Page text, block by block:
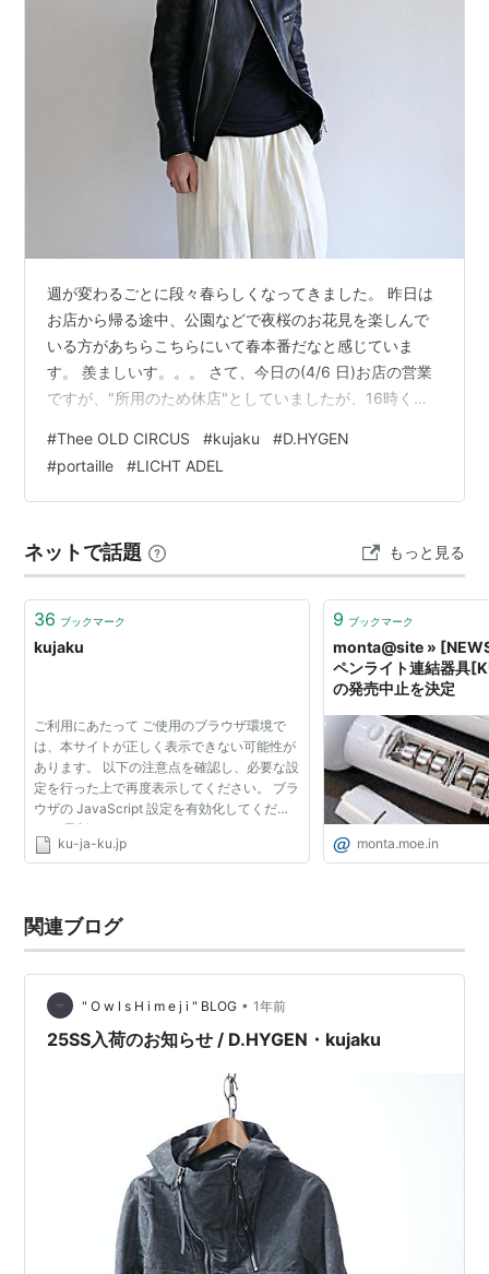
週が変わるごとに段々春らしくなってきました。 昨日は
お店から帰る途中、公園などで夜桜のお花見を楽しんで
いる方があちらこちらにいて春本番だなと感じていま
す。 羨ましいす。。。 さて、今日の(4/6 日)お店の営業
ですが、"所用のため休店"としていましたが、16時くら
16時〜19時まで営業させて頂きます。もしかすると到着
が16時過ぎになってしまうかもしれませんが、早めに来
られた場合は申し訳ありませんが、お店の前にお待ち頂
以前もやっていたのですが、 住んでいる自治会の隣保役
員にまた当たってしまい、そ…
#Thee OLD CIRCUS #kujaku #D.HYGEN
#portaille #LICHT ADEL
ネットで話題 もっと見る
36 ブックマーク
kujaku
ご利用にあたって ご使用のブラウザ環境で
は、本サイトが正しく表示できない可能性が
あります。 以下の注意点を確認し、必要な設
定を行った上で再度表示してください。 ブラ
ウザの JavaScript 設定を有効化してくださ
い。 最新の Adobe Flash Player をインスト
ールしてください。 [ Built on Progression -
ku-ja-ku.jp
9 ブックマーク
monta@site »
ペンライト連結器具
の発売中止を決定
monta.moe.in
関連ブログ
" O w l s H i m e j i " BLOG • 1年前
25SS入荷のお知らせ / D.HYGEN・kujaku